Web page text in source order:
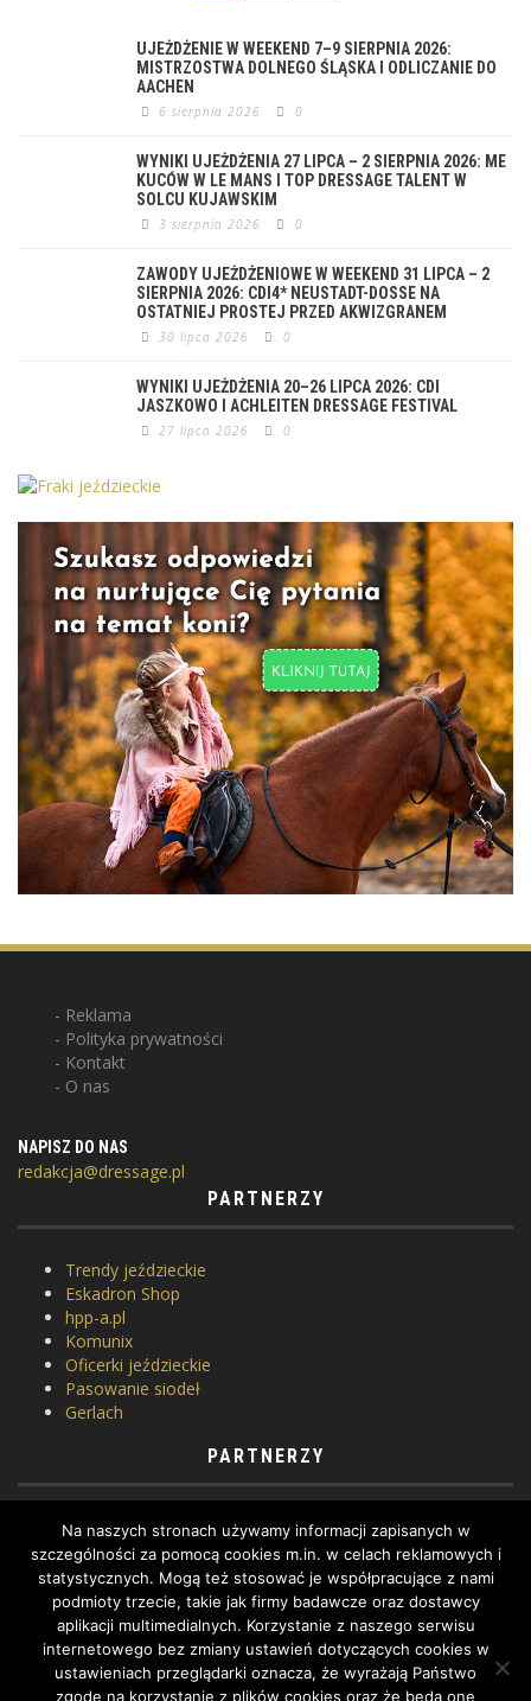
UJEŻDŻENIE W WEEKEND 7–9 SIERPNIA 2026:
MISTRZOSTWA DOLNEGO ŚLĄSKA I ODLICZANIE DO
AACHEN
6 sierpnia 2026 0
WYNIKI UJEŻDŻENIA 27 LIPCA – 2 SIERPNIA 2026: ME
KUCÓW W LE MANS I TOP DRESSAGE TALENT W
SOLCU KUJAWSKIM
3 sierpnia 2026 0
ZAWODY UJEŻDŻENIOWE W WEEKEND 31 LIPCA – 2
SIERPNIA 2026: CDI4* NEUSTADT-DOSSE NA
OSTATNIEJ PROSTEJ PRZED AKWIZGRANEM
30 lipca 2026 0
WYNIKI UJEŻDŻENIA 20–26 LIPCA 2026: CDI
JASZKOWO I ACHLEITEN DRESSAGE FESTIVAL
27 lipca 2026 0
Reklama
Polityka prywatności
Kontakt
O nas
NAPISZ DO NAS
redakcja@dressage.pl
PARTNERZY
Trendy jeździeckie
Eskadron Shop
hpp-a.pl
Komunix
Oficerki jeździeckie
Pasowanie siodeł
Gerlach
PARTNERZY
Horse Equipment
Siodlarnia
Szkoła jeździectwa
WhatToDo
Yard Equites
Cztery Kopyta
Na naszych stronach używamy informacji zapisanych w
szczególności za pomocą cookies m.in. w celach reklamowych i
statystycznych. Mogą też stosować je współpracujące z nami
podmioty trzecie, takie jak firmy badawcze oraz dostawcy
aplikacji multimedialnych. Korzystanie z naszego serwisu
internetowego bez zmiany ustawień dotyczących cookies w
ustawieniach przeglądarki oznacza, że wyrażają Państwo
zgodę na korzystanie z plików cookies oraz że będą one